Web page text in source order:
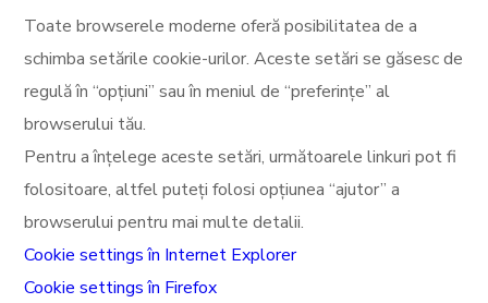
Toate browserele moderne oferă posibilitatea de a
schimba setările cookie-urilor. Aceste setări se găsesc de
regulă în “opțiuni” sau în meniul de “preferințe” al
browserului tău.
Pentru a înțelege aceste setări, următoarele linkuri pot fi
folositoare, altfel puteți folosi opțiunea “ajutor” a
browserului pentru mai multe detalii.
Cookie settings în Internet Explorer
Cookie settings în Firefox